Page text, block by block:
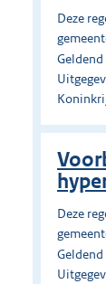
Deze
Deze